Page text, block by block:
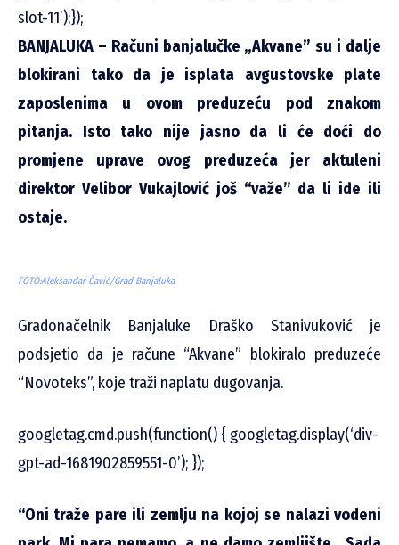
slot-11’);});
BANJALUKA – Računi banjalučke „Akvane” su i dalje
blokirani tako da je isplata avgustovske plate
zaposlenima u ovom preduzeću pod znakom
pitanja. Isto tako nije jasno da li će doći do
promjene uprave ovog preduzeća jer aktuleni
direktor Velibor Vukajlović još “važe” da li ide ili
ostaje.
FOTO:Aleksandar Čavić/Grad Banjaluka
Gradonačelnik Banjaluke Draško Stanivuković je
podsjetio da je račune “Akvane” blokiralo preduzeće
“Novoteks”, koje traži naplatu dugovanja.
googletag.cmd.push(function() { googletag.display(‘div-
gpt-ad-1681902859551-0’); });
“Oni traže pare ili zemlju na kojoj se nalazi vodeni